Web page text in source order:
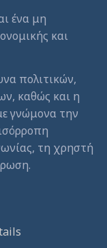
ένα μη
και
πολιτικών,
καθώς και η
γνώμονα την
τη χρηστή